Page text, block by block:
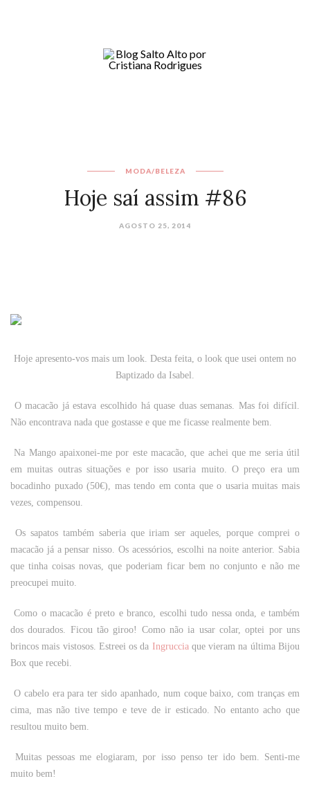
MODA/BELEZA
Hoje saí assim #86
AGOSTO 25, 2014
Hoje apresento-vos mais um look. Desta feita, o look que usei ontem no
Baptizado da Isabel.
O macacão já estava escolhido há quase duas semanas. Mas foi difícil.
Não encontrava nada que gostasse e que me ficasse realmente bem.
Na Mango apaixonei-me por este macacão, que achei que me seria útil
em muitas outras situações e por isso usaria muito. O preço era um
bocadinho puxado (50€), mas tendo em conta que o usaria muitas mais
vezes, compensou.
Os sapatos também saberia que iriam ser aqueles, porque comprei o
macacão já a pensar nisso. Os acessórios, escolhi na noite anterior. Sabia
que tinha coisas novas, que poderiam ficar bem no conjunto e não me
preocupei muito.
Como o macacão é preto e branco, escolhi tudo nessa onda, e também
dos dourados. Ficou tão giroo! Como não ia usar colar, optei por uns
brincos mais vistosos. Estreei os da Ingrucciaque vieram na última Bijou
Box que recebi.
O cabelo era para ter sido apanhado, num coque baixo, com tranças em
cima, mas não tive tempo e teve de ir esticado. No entanto acho que
resultou muito bem.
Muitas pessoas me elogiaram, por isso penso ter ido bem. Senti-me
muito bem!